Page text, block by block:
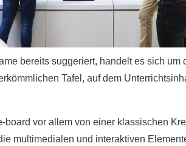
bereits suggeriert, handelt es sich um
Tafel, auf dem
board vor allem von einer klassischen
multimedialen und interaktiven